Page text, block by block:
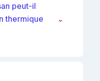
peut-il
thermique
⌄